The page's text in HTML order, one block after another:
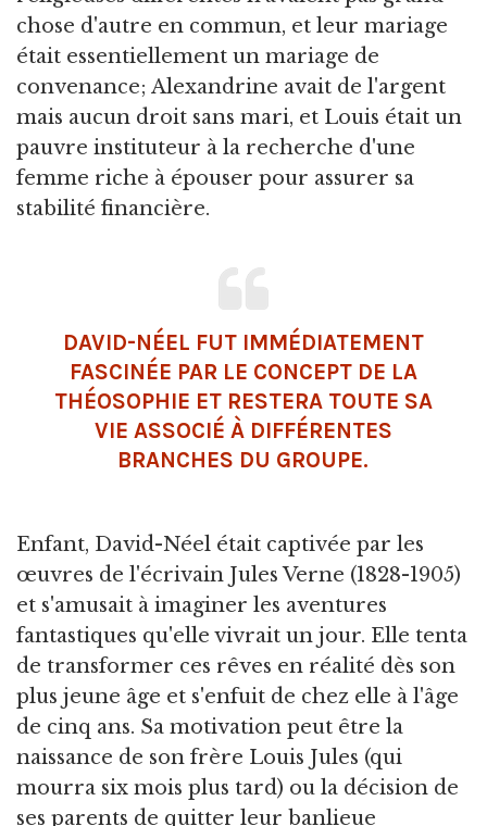
chose d'autre en commun, et leur mariage
était essentiellement un mariage de
convenance; Alexandrine avait de l'argent
mais aucun droit sans mari, et Louis était un
pauvre instituteur à la recherche d'une
femme riche à épouser pour assurer sa
stabilité financière.
DAVID-NÉEL FUT IMMÉDIATEMENT
FASCINÉE PAR LE CONCEPT DE LA
THÉOSOPHIE ET RESTERA TOUTE SA
VIE ASSOCIÉ À DIFFÉRENTES
BRANCHES DU GROUPE.
Enfant, David-Néel était captivée par les
œuvres de l'écrivain Jules Verne (1828-1905)
et s'amusait à imaginer les aventures
fantastiques qu'elle vivrait un jour. Elle tenta
de transformer ces rêves en réalité dès son
plus jeune âge et s'enfuit de chez elle à l'âge
de cinq ans. Sa motivation peut être la
naissance de son frère Louis Jules (qui
mourra six mois plus tard) ou la décision de
ses parents de quitter leur banlieue